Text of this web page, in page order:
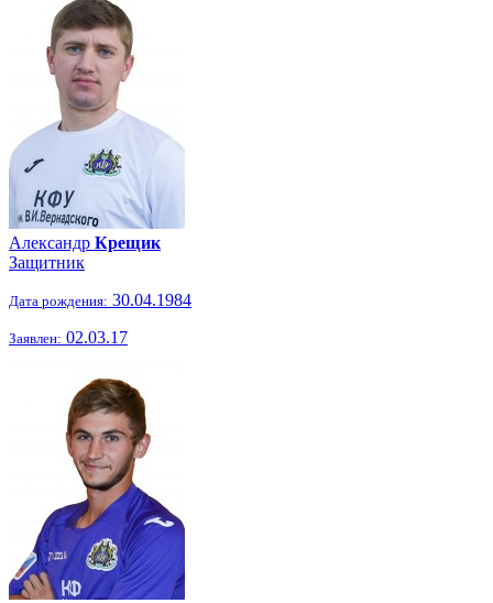
Александр Крещик
Защитник
Дата рождения: 30.04.1984
Заявлен: 02.03.17